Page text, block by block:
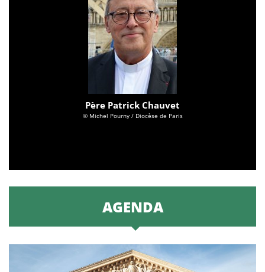
Père Patrick Chauvet
© Michel Pourny / Diocèse de Paris
AGENDA